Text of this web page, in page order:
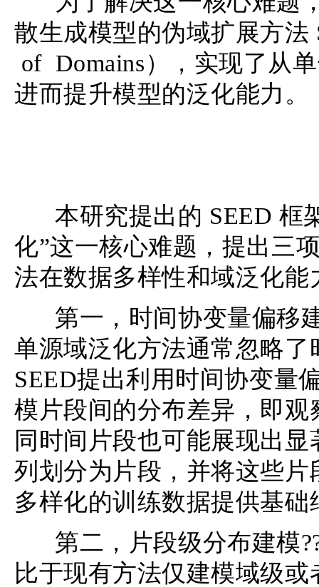
散生成模型的伪域扩展方法
of Domains），实现了从
进而提升模型的泛化能力。
本研究提出的 SEED 框
化”这一核心难题，提出三
法在数据多样性和域泛化能
第一，时间协变量偏移建
单源域泛化方法通常忽略
SEED提出利用时间协变量
模片段间的分布差异，即
同时间片段也可能展现出
列划分为片段，并将这些片
多样化的训练数据提供基础
第二，片段级分布建模
比于现有方法仅建模域级